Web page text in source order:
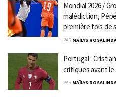
Mondial 2026 /
malédiction,
première fois de
PAR MAÏLYS
Portugal :
critiques avant le
PAR MAÏLYS